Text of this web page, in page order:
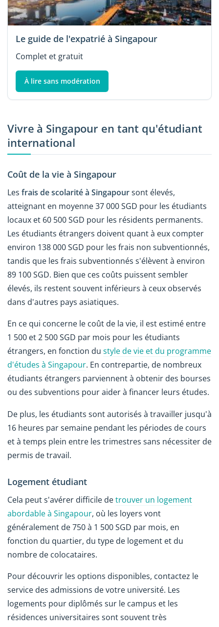
Le guide de l'expatrié à Singapour
Complet et gratuit
À lire sans modération
Vivre à Singapour en tant qu'étudiant
international
Coût de la vie à Singapour
Les frais de scolarité à Singapoursont élevés,
atteignant en moyenne 37 000 SGD pour les étudiants
locaux et 60 500 SGD pour les résidents permanents.
Les étudiants étrangers doivent quant à eux compter
environ 138 000 SGD pour les frais non subventionnés,
tandis que les frais subventionnés s'élèvent à environ
89 100 SGD. Bien que ces coûts puissent sembler
élevés, ils restent souvent inférieurs à ceux observés
dans d'autres pays asiatiques.
En ce qui concerne le coût de la vie, il est estimé entre
1 500 et 2 500 SGD par mois pour les étudiants
étrangers, en fonction du style de vie et du programme
d'études à Singapour. En contrepartie, de nombreux
étudiants étrangers parviennent à obtenir des bourses
ou des subventions pour aider à financer leurs études.
De plus, les étudiants sont autorisés à travailler jusqu'à
16 heures par semaine pendant les périodes de cours
et à temps plein entre les trimestres sans nécessiter de
permis de travail.
Logement étudiant
Cela peut s'avérer difficile detrouver un logement
abordable à Singapour, où les loyers vont
généralement de 750 à 1 500 SGD par mois, en
fonction du quartier, du type de logement et du
nombre de colocataires.
Pour découvrir les options disponibles, contactez le
service des admissions de votre université. Les
logements pour diplômés sur le campus et les
résidences universitaires sont souvent très